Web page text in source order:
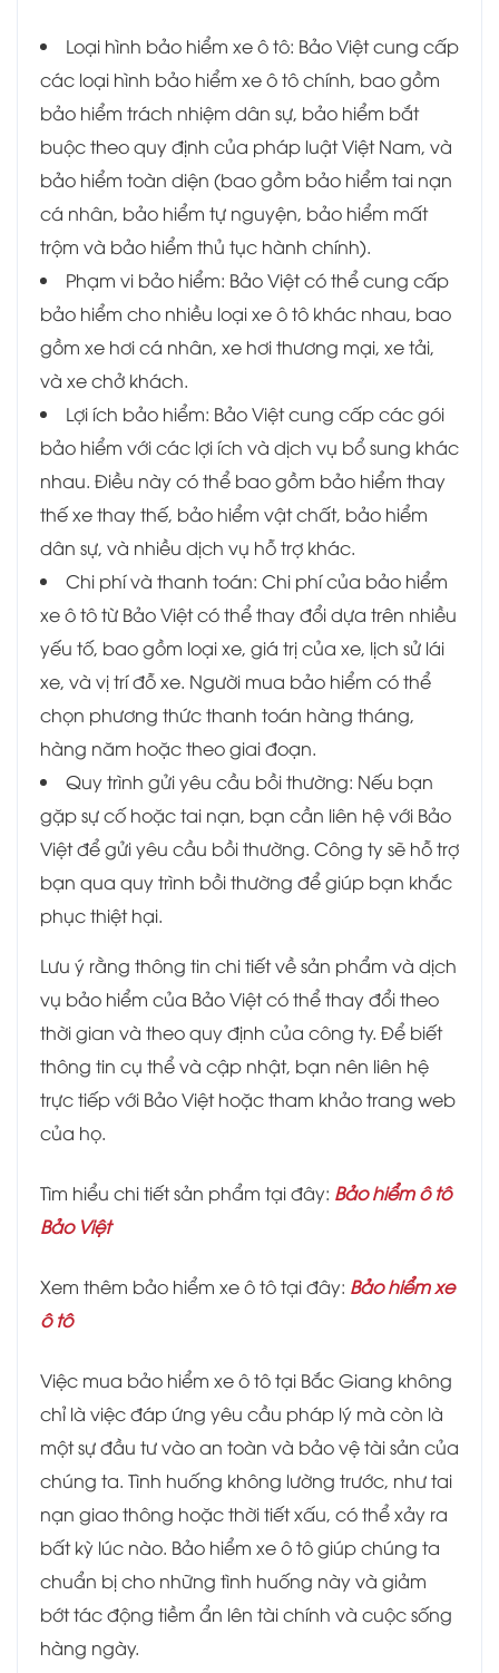
Loại hình bảo hiểm xe ô tô: Bảo Việt cung cấp
các loại hình bảo hiểm xe ô tô chính, bao gồm
bảo hiểm trách nhiệm dân sự, bảo hiểm bắt
buộc theo quy định của pháp luật Việt Nam, và
bảo hiểm toàn diện (bao gồm bảo hiểm tai nạn
cá nhân, bảo hiểm tự nguyện, bảo hiểm mất
trộm và bảo hiểm thủ tục hành chính).
Phạm vi bảo hiểm: Bảo Việt có thể cung cấp
bảo hiểm cho nhiều loại xe ô tô khác nhau, bao
gồm xe hơi cá nhân, xe hơi thương mại, xe tải,
và xe chở khách.
Lợi ích bảo hiểm: Bảo Việt cung cấp các gói
bảo hiểm với các lợi ích và dịch vụ bổ sung khác
nhau. Điều này có thể bao gồm bảo hiểm thay
thế xe thay thế, bảo hiểm vật chất, bảo hiểm
dân sự, và nhiều dịch vụ hỗ trợ khác.
Chi phí và thanh toán: Chi phí của bảo hiểm
xe ô tô từ Bảo Việt có thể thay đổi dựa trên nhiều
yếu tố, bao gồm loại xe, giá trị của xe, lịch sử lái
xe, và vị trí đỗ xe. Người mua bảo hiểm có thể
chọn phương thức thanh toán hàng tháng,
hàng năm hoặc theo giai đoạn.
Quy trình gửi yêu cầu bồi thường: Nếu bạn
gặp sự cố hoặc tai nạn, bạn cần liên hệ với Bảo
Việt để gửi yêu cầu bồi thường. Công ty sẽ hỗ trợ
bạn qua quy trình bồi thường để giúp bạn khắc
phục thiệt hại.
Lưu ý rằng thông tin chi tiết về sản phẩm và dịch
vụ bảo hiểm của Bảo Việt có thể thay đổi theo
thời gian và theo quy định của công ty. Để biết
thông tin cụ thể và cập nhật, bạn nên liên hệ
trực tiếp với Bảo Việt hoặc tham khảo trang web
của họ.
Tìm hiểu chi tiết sản phẩm tại đây: Bảo hiểm ô tô
Bảo Việt
Xem thêm bảo hiểm xe ô tô tại đây: Bảo hiểm xe
ô tô
Việc mua bảo hiểm xe ô tô tại Bắc Giang không
chỉ là việc đáp ứng yêu cầu pháp lý mà còn là
một sự đầu tư vào an toàn và bảo vệ tài sản của
chúng ta. Tình huống không lường trước, như tai
nạn giao thông hoặc thời tiết xấu, có thể xảy ra
bất kỳ lúc nào. Bảo hiểm xe ô tô giúp chúng ta
chuẩn bị cho những tình huống này và giảm
bớt tác động tiềm ẩn lên tài chính và cuộc sống
hàng ngày.